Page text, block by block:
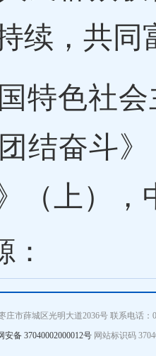
续，共同
国特色社
结奋斗
（上），
：
市薛城区光明大道2036号 联系电话
安备 37040002000012号 网站标识码